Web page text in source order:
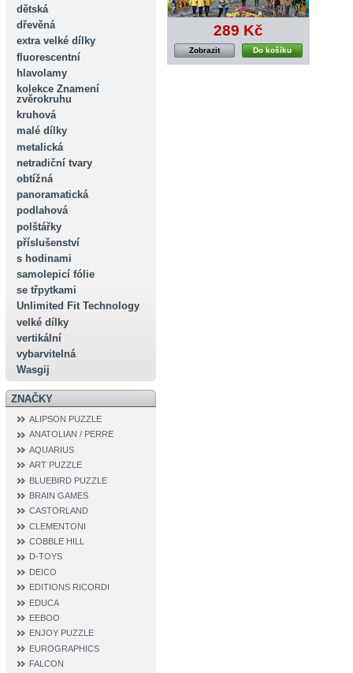
dětská
dřevěná
extra velké dílky
fluorescentní
hlavolamy
kolekce Znamení
zvěrokruhu
kruhová
malé dílky
metalická
netradiční tvary
obtížná
panoramatická
podlahová
polštářky
příslušenství
s hodinami
samolepicí fólie
se třpytkami
Unlimited Fit Technology
velké dílky
vertikální
vybarvitelná
Wasgij
ZNAČKY
ALIPSON PUZZLE
ANATOLIAN / PERRE
AQUARIUS
ART PUZZLE
BLUEBIRD PUZZLE
BRAIN GAMES
CASTORLAND
CLEMENTONI
COBBLE HILL
D‐TOYS
DEICO
EDITIONS RICORDI
EDUCA
EEBOO
ENJOY PUZZLE
EUROGRAPHICS
FALCON
289 Kč
Do košíku
Zobrazit